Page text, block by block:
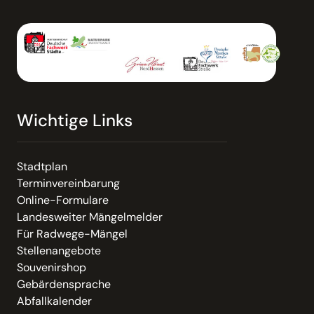
Wichtige Links
Stadtplan
Terminvereinbarung
Online-Formulare
Landesweiter Mängelmelder
Für Radwege-Mängel
Stellenangebote
Souvenirshop
Gebärdensprache
Abfallkalender